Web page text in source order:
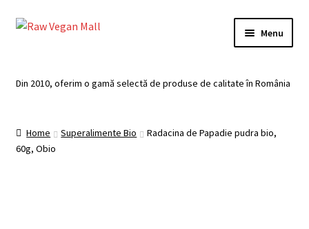
Skip
Skip
Menu
Categorii
Din 2010, oferim o gamă selectă de produse de calitate în România
Home Superalimente Bio
Radacina de Papadie pudra bio,
60g, Obio